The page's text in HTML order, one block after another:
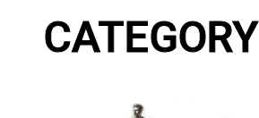
CATEGORY